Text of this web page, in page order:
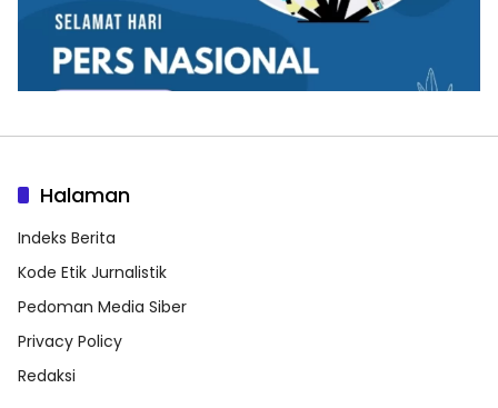
Halaman
Indeks Berita
Kode Etik Jurnalistik
Pedoman Media Siber
Privacy Policy
Redaksi